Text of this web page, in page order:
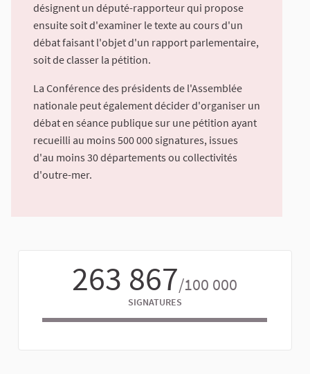
désignent un député-rapporteur qui propose
ensuite soit d'examiner le texte au cours d'un
débat faisant l'objet d'un rapport parlementaire,
soit de classer la pétition.
La Conférence des présidents de l'Assemblée
nationale peut également décider d'organiser un
débat en séance publique sur une pétition ayant
recueilli au moins 500 000 signatures, issues
d'au moins 30 départements ou collectivités
d'outre-mer.
263 867/100 000
SIGNATURES